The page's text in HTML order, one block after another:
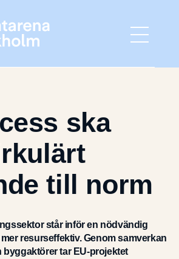
ska
till norm
står inför en nödvändig
resurseffektiv. Genom samverkan
byggaktörer tar EU-projektet